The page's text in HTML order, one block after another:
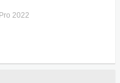
2022